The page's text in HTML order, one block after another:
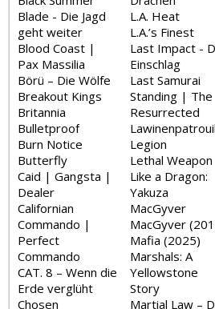
Blade - Die Jagd
geht weiter
Blood Coast |
Pax Massilia
Börü – Die Wölfe
Breakout Kings
Britannia
Bulletproof
Burn Notice
Butterfly
Caid | Gangsta |
Dealer
Californian
Commando |
Perfect
Commando
CAT. 8 – Wenn die
Erde verglüht
Chosen
L.A. Heat
L.A.’s Finest
Last Impact -
Einschlag
Last Samurai
Standing | The
Resurrected
Legion
Lethal Weapon
Like a Dragon:
Yakuza
MacGyver
MacGyver
Mafia (2025)
Marshals: A
Yellowstone
Story
Martial Law –